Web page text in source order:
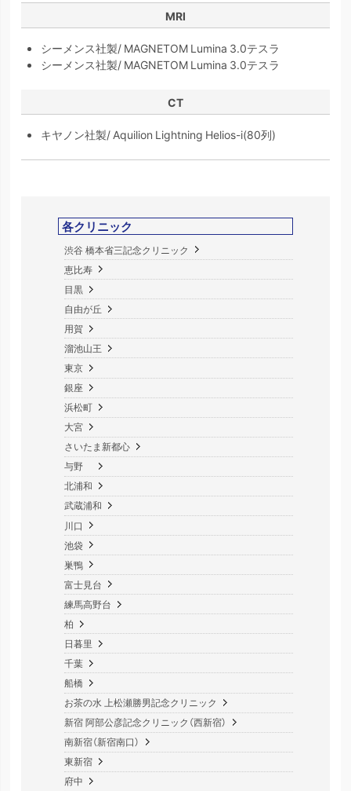
MRI
シーメンス社製/ MAGNETOM Lumina 3.0テスラ
シーメンス社製/ MAGNETOM Lumina 3.0テスラ
CT
キヤノン社製/ Aquilion Lightning Helios-i(80列)
各クリニック
渋谷 橋本省三記念クリニック
恵比寿
目黒
自由が丘
用賀
溜池山王
東京
銀座
浜松町
大宮
さいたま新都心
与野
北浦和
武蔵浦和
川口
池袋
巣鴨
富士見台
練馬高野台
柏
日暮里
千葉
船橋
お茶の水 上松瀬勝男記念クリニック
新宿 阿部公彦記念クリニック（西新宿）
南新宿（新宿南口）
東新宿
府中